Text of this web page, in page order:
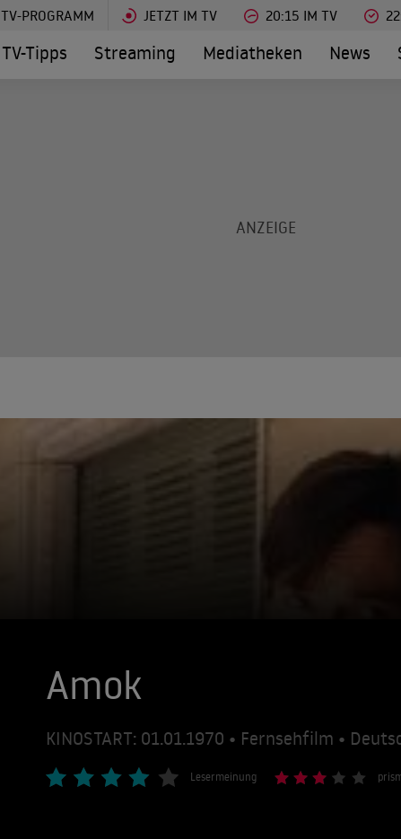
TV-PROGRAMM JETZT IM TV 20:15 IM TV
TV-Tipps Streaming Mediatheken News
Amok
KINOSTART: 01.01.1970 • Fernsehfilm •
Lesermeinung